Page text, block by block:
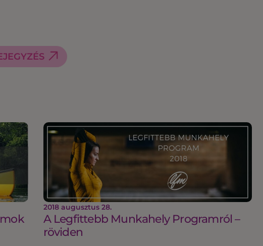
2018 augusztus 28.
A Legfittebb Munkahely Programról –
röviden